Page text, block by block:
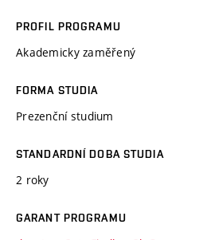
PROFIL PROGRAMU
Akademicky zaměřený
FORMA STUDIA
Prezenční studium
STANDARDNÍ DOBA STUDIA
2 roky
GARANT PROGRAMU